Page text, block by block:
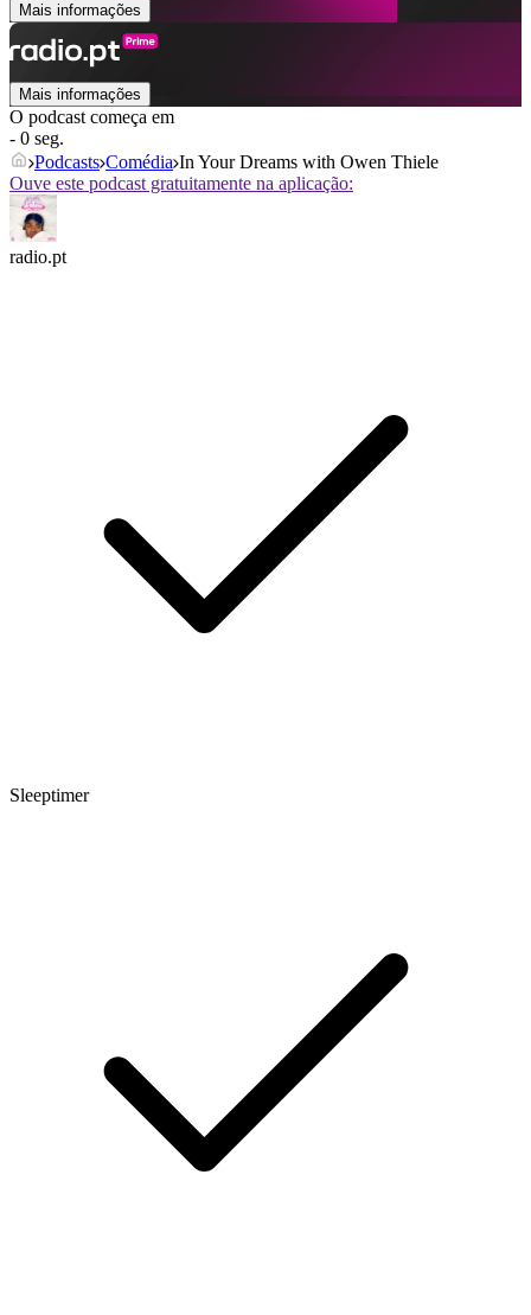
Mais informações
Mais informações
O podcast começa em
- 0 seg.
Podcasts Comédia In Your Dreams with Owen Thiele
Ouve este podcast gratuitamente na aplicação:
radio.pt
Sleeptimer